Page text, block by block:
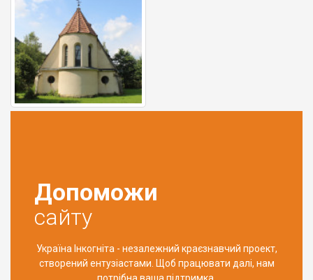
Допоможи
сайту
Україна Інкогніта - незалежний краєзнавчий проект,
створений ентузіастами. Щоб працювати далі, нам